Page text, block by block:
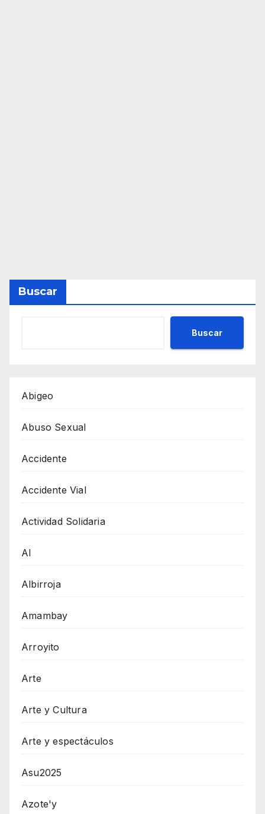
Buscar
Buscar
Abigeo
Abuso Sexual
Accidente
Accidente Vial
Actividad Solidaria
AI
Albirroja
Amambay
Arroyito
Arte
Arte y Cultura
Arte y espectáculos
Asu2025
Azote'y